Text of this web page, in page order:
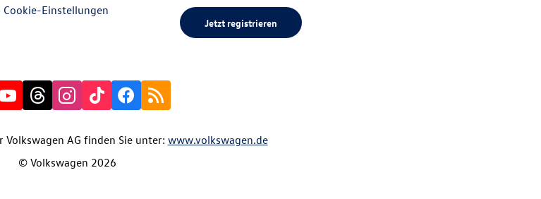
Cookie-Einstellungen
Jetzt registrieren
AG finden Sie unter: www.volkswagen.de
© Volkswagen 2026